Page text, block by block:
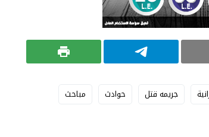
جريمه قتل حوادث
مباحث